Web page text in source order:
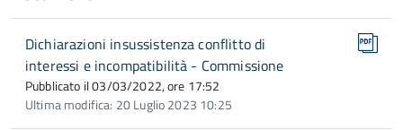
Dichiarazioni insussistenza conflitto di
interessi e incompatibilità - Commissione
Pubblicato il 03/03/2022, ore 17:52
Ultima modifica: 20 Luglio 2023 10:25